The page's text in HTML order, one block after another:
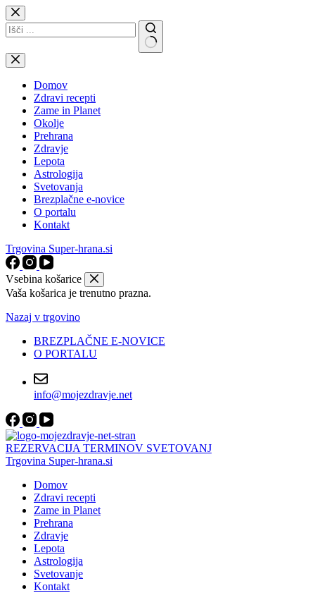
Skip
to
content
No
results
Domov
Zdravi recepti
Zame in Planet
Okolje
Prehrana
Zdravje
Lepota
Astrologija
Svetovanja
Brezplačne e-novice
O portalu
Kontakt
Trgovina Super-hrana.si
Vsebina košarice
Vaša košarica je trenutno prazna.
Nazaj v trgovino
BREZPLAČNE E-NOVICE
O PORTALU
info@mojezdravje.net
REZERVACIJA TERMINOV SVETOVANJ
Trgovina Super-hrana.si
Domov
Zdravi recepti
Zame in Planet
Prehrana
Zdravje
Lepota
Astrologija
Svetovanje
Kontakt